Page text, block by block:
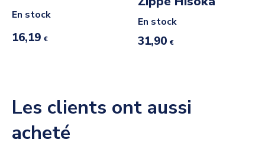
En stock
16,19 €
En stock
31,90 €
Les clients ont aussi
acheté